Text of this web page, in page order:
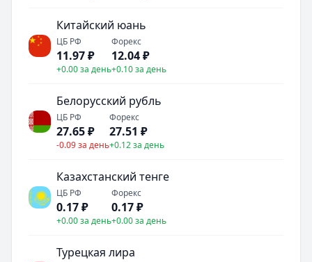
Китайский юань
ЦБ РФ
11.97₽
+0.00 за день
Форекс
12.04₽
+0.10 за день
Белорусский рубль
ЦБ РФ
27.65₽
-0.09 за день
Форекс
27.51 ₽
+0.12 за день
Казахстанский тенге
ЦБ РФ
0.17₽
+0.00 за день
Форекс
0.17₽
+0.00 за день
Турецкая лира